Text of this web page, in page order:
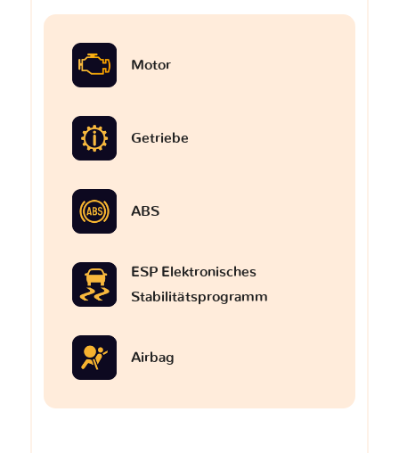
Motor
Getriebe
ABS
ESP Elektronisches
Stabilitätsprogramm
Airbag